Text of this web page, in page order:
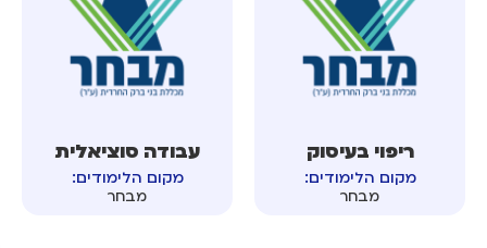
ריפוי בעיסוק
מקום הלימודים:
מבחר
עבודה סוציאלית
מקום הלימודים:
מבחר